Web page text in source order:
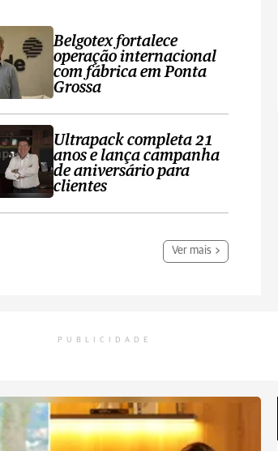
Belgotex fortalece
operação internacional
com fábrica em Ponta
Grossa
Ultrapack completa 21
anos e lança campanha
de aniversário para
clientes
Ver mais
PUBLICIDADE